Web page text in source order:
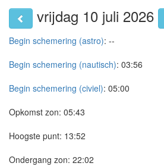
vrijdag 10 juli 2026
Begin schemering (astro): --
Begin schemering (nautisch): 03:56
Begin schemering (civiel): 05:00
Opkomst zon: 05:43
Hoogste punt: 13:52
Ondergang zon: 22:02